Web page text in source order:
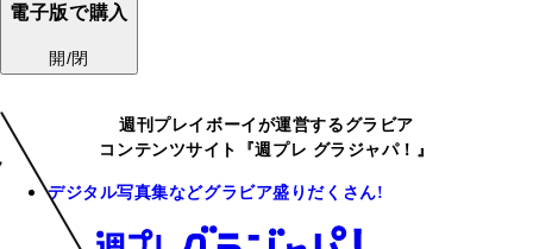
電子版で購入
開/閉
週刊プレイボーイが運営するグラビア
コンテンツサイト『週プレ グラジャパ！』
デジタル写真集などグラビア盛りだくさん!